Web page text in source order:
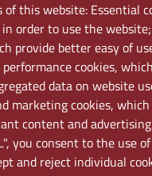
of this website: Essential
order to use the
provide better easy of
cookies,
data on website
marketing cookies,
content and
you consent to the use
and reject individual
portale